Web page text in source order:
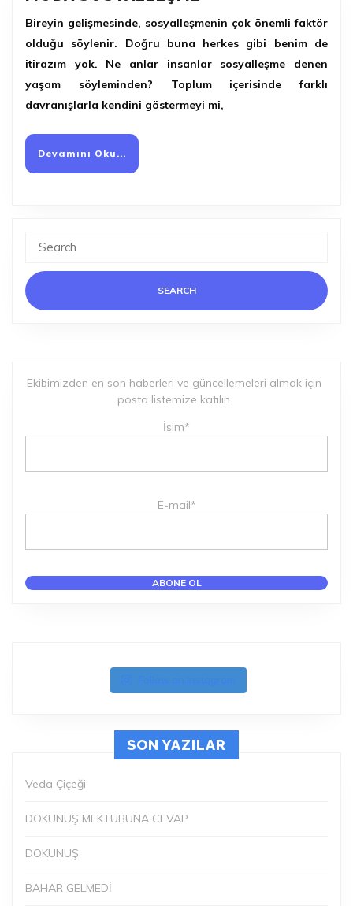
Bireyin gelişmesinde, sosyalleşmenin çok önemli faktör
olduğu söylenir. Doğru buna herkes gibi benim de
itirazım yok. Ne anlar insanlar sosyalleşme denen
yaşam söyleminden? Toplum içerisinde farklı
davranışlarla kendini göstermeyi mi,
Devamını Oku...
Oku...
for:
Ekibimizden en son haberleri ve güncellemeleri almak için
posta listemize katılın
İsim*
E-mail*
Follow on Instagram
SON YAZILAR
Veda Çiçeği
DOKUNUŞ MEKTUBUNA CEVAP
DOKUNUŞ
BAHAR GELMEDİ